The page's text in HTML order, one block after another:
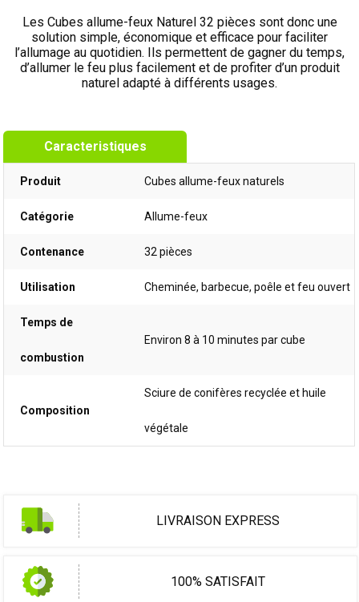
Les Cubes allume-feux Naturel 32 pièces sont donc une
solution simple, économique et efficace pour faciliter
l’allumage au quotidien. Ils permettent de gagner du temps,
d’allumer le feu plus facilement et de profiter d’un produit
naturel adapté à différents usages.
Caracteristiques
Produit Cubes allume-feux naturels
Catégorie Allume-feux
Contenance 32 pièces
Utilisation Cheminée, barbecue, poêle et feu ouvert
Temps de
combustion
Environ 8 à 10 minutes par cube
Composition
Sciure de conifères recyclée et huile
végétale
LIVRAISON EXPRESS
100% SATISFAIT